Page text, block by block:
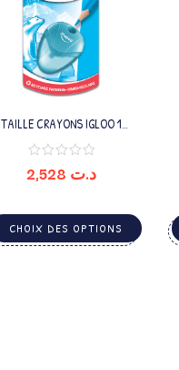
TAILLE CRAYONS IGLOO 1
TROUS
د.ت
CHOIX DES OPTIONS